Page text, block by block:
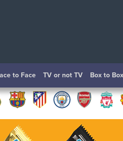
to Face TV or not TV Box to Box